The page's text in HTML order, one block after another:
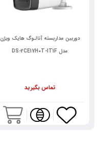
دوربین مداربسته آنالـوگ هایک ویژن
مدل DS-2CE17H0T-IT1F
تماس بگیرید